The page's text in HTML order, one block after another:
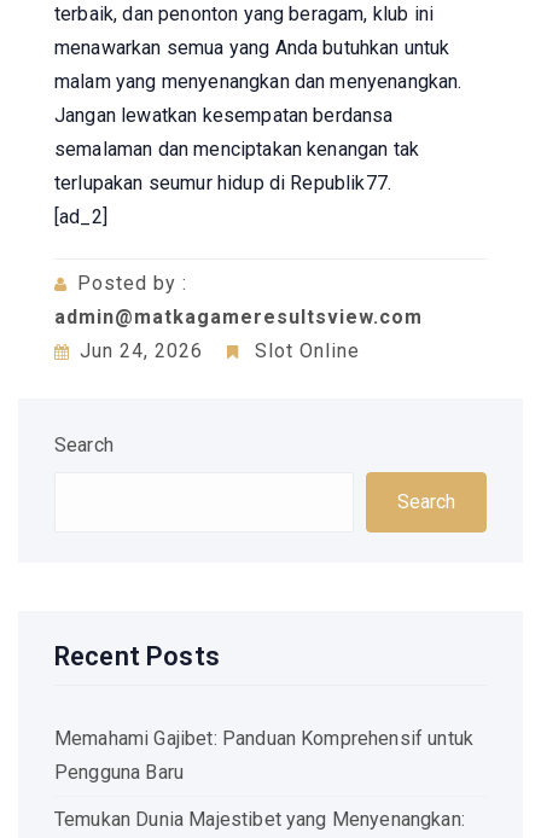
terbaik, dan penonton yang beragam, klub ini
menawarkan semua yang Anda butuhkan untuk
malam yang menyenangkan dan menyenangkan.
Jangan lewatkan kesempatan berdansa
semalaman dan menciptakan kenangan tak
terlupakan seumur hidup di Republik77.
[ad_2]
Posted by :
admin@matkagameresultsview.com
Jun 24, 2026
Slot Online
Search
Search
Recent Posts
Memahami Gajibet: Panduan Komprehensif untuk
Pengguna Baru
Temukan Dunia Majestibet yang Menyenangkan: